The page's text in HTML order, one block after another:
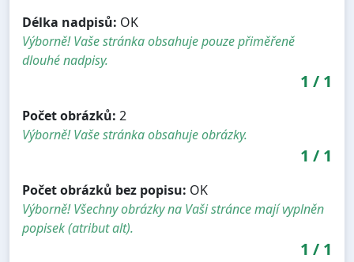
Délka nadpisů: OK
Výborně! Vaše stránka obsahuje pouze přiměřeně
dlouhé nadpisy.
1 / 1
Počet obrázků: 2
Výborně! Vaše stránka obsahuje obrázky.
1 / 1
Počet obrázků bez popisu: OK
Výborně! Všechny obrázky na Vaši stránce mají vyplněn
popisek (atribut alt).
1 / 1